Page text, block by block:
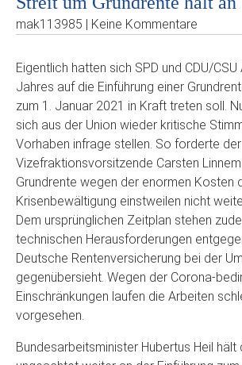
mak113985 | Keine Kommentare
Eigentlich hatten sich SPD und CDU/
Jahres auf die Einführung einer
zum 1. Januar 2021 in Kraft treten soll.
sich aus der Union wieder kritische
Vorhaben infrage stellen. So forderte der
Vizefraktionsvorsitzende Carsten
Grundrente wegen der enormen Kosten
Krisenbewältigung einstweilen nicht
Dem ursprünglichen Zeitplan stehen
technischen Herausforderungen
Deutsche Rentenversicherung bei der
gegenübersieht. Wegen der Corona-
Einschränkungen laufen die Arbeiten
vorgesehen.
Bundesarbeitsminister Hubertus Heil hält